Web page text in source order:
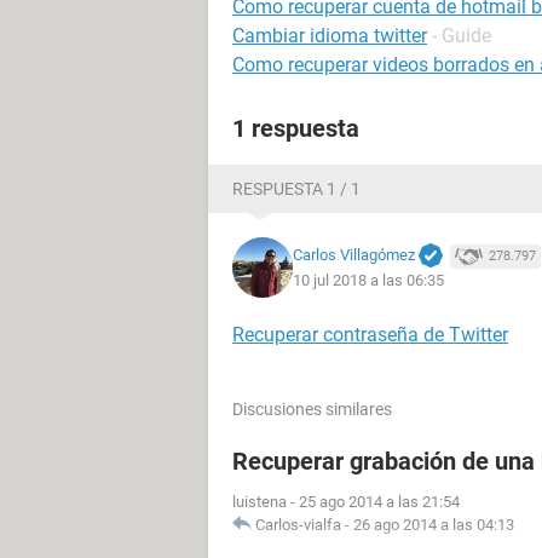
Como recuperar cuenta de hotmail
Cambiar idioma twitter - Guide
Como recuperar videos borrados en
1 respuesta
RESPUESTA 1 / 1
Carlos Villagómez 278.797
10 jul 2018 a las 06:35
Recuperar contraseña de Twitter
Discusiones similares
Recuperar grabación de
luistena - 25 ago 2014 a las 21:54
Carlos-vialfa - 26 ago 2014 a las 04:13